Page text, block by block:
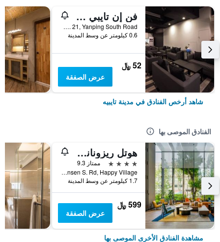
فن إن تايبي هوستل
2F, No. 21, Yanping South Road, مدينة تايبيه, تايوان
0.6 كيلومتر عن وسط المدينة
52 ﷼
عرض الصفقة
شاهد أرخص الفنادق في مدينة تايبيه
الفنادق الموصى بها
هوتل ريزونانس تايبي، تابيستري كوليكشن باي هيلتون
4 نجوم
ممتاز 9.3
No. 7 Linsen S. Rd, Happy Village, مدينة تايبيه, تايوان
1.7 كيلومتر عن وسط المدينة
599 ﷼
عرض الصفقة
مشاهدة الفنادق الأخرى الموصى بها